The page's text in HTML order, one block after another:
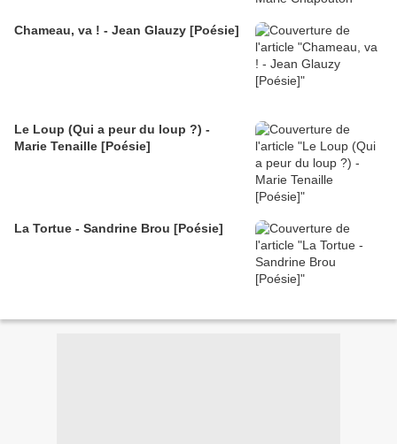
Chameau, va ! - Jean Glauzy [Poésie]
Le Loup (Qui a peur du loup ?) -
Marie Tenaille [Poésie]
La Tortue - Sandrine Brou [Poésie]